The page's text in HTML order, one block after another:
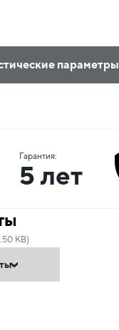
параметры
Гарантия:
5 лет
KB)